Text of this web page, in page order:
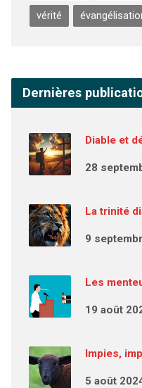
vérité
Dernières
Diable et
28
La trinité
9
Les
19 août
Impies,
5 août